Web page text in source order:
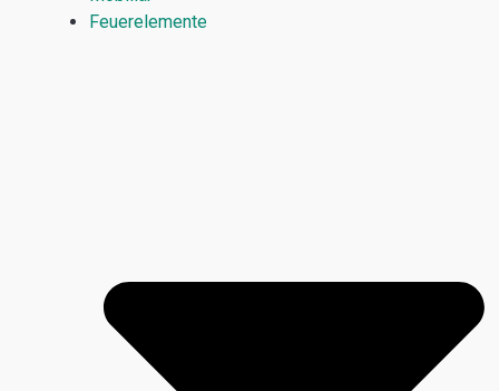
Feuerelemente